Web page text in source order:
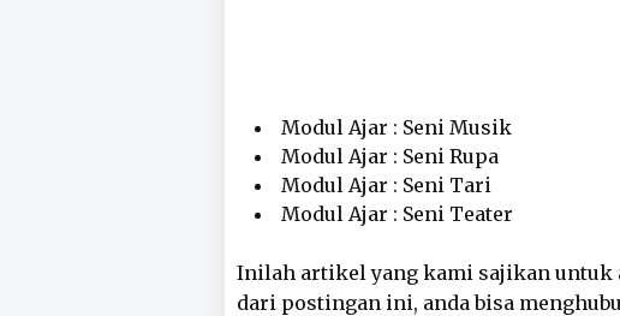
Modul Ajar : Seni Musik
Modul Ajar : Seni Rupa
Modul Ajar : Seni Tari
Modul Ajar : Seni Teater
Inilah artikel yang kami sajikan untuk
dari postingan ini, anda bisa